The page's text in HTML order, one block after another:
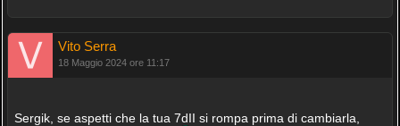
Vito Serra
18 Maggio 2024 ore 11:17
Sergik, se aspetti che la tua 7dII si rompa prima di cambiarla,